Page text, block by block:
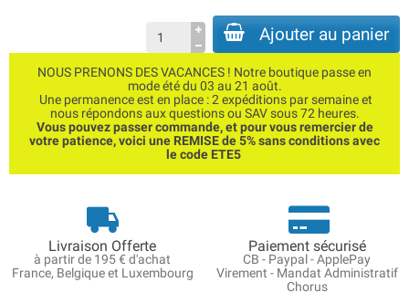
Ajouter au panier
NOUS PRENONS DES VACANCES ! Notre boutique passe en
mode été du 03 au 21 août.
Une permanence est en place : 2 expéditions par semaine et
nous répondons aux questions ou SAV sous 72 heures.
Vous pouvez passer commande, et pour vous remercier de
votre patience, voici une REMISE de 5% sans conditions avec
le code ETE5
Livraison Offerte
à partir de 195 € d'achat
France, Belgique et Luxembourg
Paiement sécurisé
CB - Paypal - ApplePay
Virement - Mandat Administratif
Chorus